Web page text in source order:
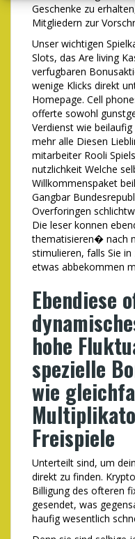
Geschenke zu
Mitgliedern zur
Unser wichtigen
Slots, das Are living
verfugbaren
wenige Klicks direkt
Homepage. Cell
offerte sowohl
Verdienst wie
mehr alle Diesen
mitarbeiter Rooli
nutzlichkeit Welche
Willkommenspaket
Gangbar
Overforingen
Die leser konnen
thematisieren� nach
stimulieren, falls Sie
etwas abbekommen
Ebendiese
hohe
spezielle
wie
Freispiele
Unterteilt sind, um
direkt zu finden.
Billigung des ofteren
gesendet, was
haufig wesentlich